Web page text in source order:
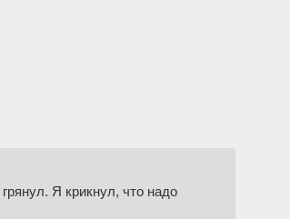
Я крикнул, что надо